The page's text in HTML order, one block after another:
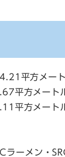
平方メー
平方メート
平方メート
ラーメン・